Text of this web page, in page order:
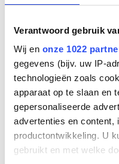
Verantwoord gebruik
Wij en onze 1022
gegevens (bijv. uw IP-
technologieën zoals
apparaat op te slaan en
gepersonaliseerde
advertenties en content,
productontwikkeling. U
gebruikt en met welke
Gezicht op de wal van een